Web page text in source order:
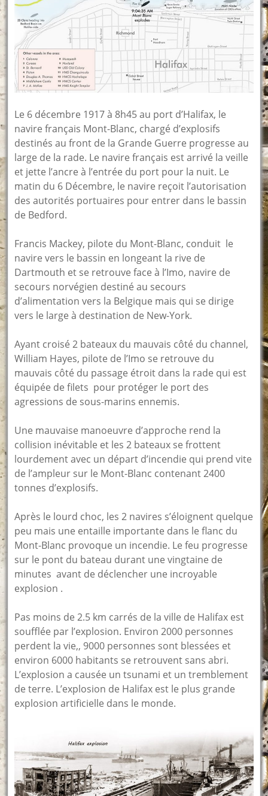
Le 6 décembre 1917 à 8h45 au port d’Halifax, le
navire français Mont-Blanc, chargé d’explosifs
destinés au front de la Grande Guerre progresse au
large de la rade. Le navire français est arrivé la veille
et jette l’ancre à l’entrée du port pour la nuit. Le
matin du 6 Décembre, le navire reçoit l’autorisation
des autorités portuaires pour entrer dans le bassin
de Bedford.
Francis Mackey, pilote du Mont-Blanc, conduit le
navire vers le bassin en longeant la rive de
Dartmouth et se retrouve face à l’Imo, navire de
secours norvégien destiné au secours
d’alimentation vers la Belgique mais qui se dirige
vers le large à destination de New-York.
Ayant croisé 2 bateaux du mauvais côté du channel,
William Hayes, pilote de l’Imo se retrouve du
mauvais côté du passage étroit dans la rade qui est
équipée de filets pour protéger le port des
agressions de sous-marins ennemis.
Une mauvaise manoeuvre d’approche rend la
collision inévitable et les 2 bateaux se frottent
lourdement avec un départ d’incendie qui prend vite
de l’ampleur sur le Mont-Blanc contenant 2400
tonnes d’explosifs.
Après le lourd choc, les 2 navires s’éloignent quelque
peu mais une entaille importante dans le flanc du
Mont-Blanc provoque un incendie. Le feu progresse
sur le pont du bateau durant une vingtaine de
minutes avant de déclencher une incroyable
explosion .
Pas moins de 2.5 km carrés de la ville de Halifax est
soufflée par l’explosion. Environ 2000 personnes
perdent la vie,, 9000 personnes sont blessées et
environ 6000 habitants se retrouvent sans abri.
L’explosion a causée un tsunami et un tremblement
de terre. L’explosion de Halifax est le plus grande
explosion artificielle dans le monde.